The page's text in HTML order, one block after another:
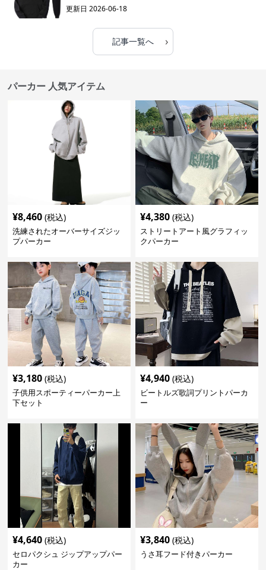
更新日2026-06-18
記事一覧へ ›
パーカー 人気アイテム
¥8,460 (税込)
洗練されたオーバーサイズジッ
プパーカー
¥4,380 (税込)
ストリートアート風グラフィッ
クパーカー
¥3,180 (税込)
子供用スポーティーパーカー上
下セット
¥4,940 (税込)
ビートルズ歌詞プリントパーカ
ー
¥4,640 (税込)
セロパクシュ ジップアップパー
カー
¥3,840 (税込)
うさ耳フード付きパーカー